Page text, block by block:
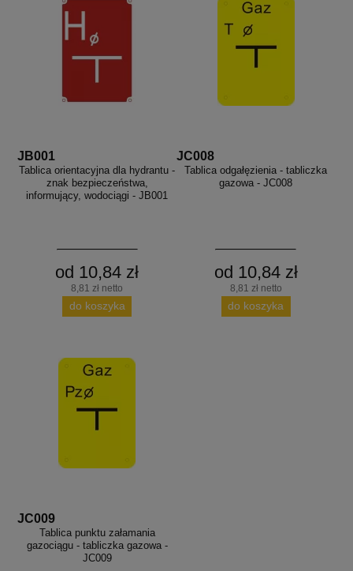
JB001
Tablica orientacyjna dla hydrantu -
znak bezpieczeństwa,
informujący, wodociągi - JB001
od 10,84 zł
8,81 zł netto
do koszyka
JC008
Tablica odgałęzienia - tabliczka
gazowa - JC008
od 10,84 zł
8,81 zł netto
do koszyka
JC009
Tablica punktu załamania
gazociągu - tabliczka gazowa -
JC009